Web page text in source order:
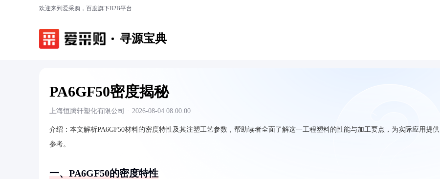
欢迎来到爱采购，百度旗下B2B平台
寻源宝典
PA6GF50密度揭秘
上海恒腾轩塑化有限公司 · 2026-08-04 08:00:00
介绍： 本文解析PA6GF50材料的密度特性及其注塑工艺参数，帮助读者全面了解这一工程塑料的性能与加工要点，为实际应用提供
参考。
一、PA6GF50的密度特性